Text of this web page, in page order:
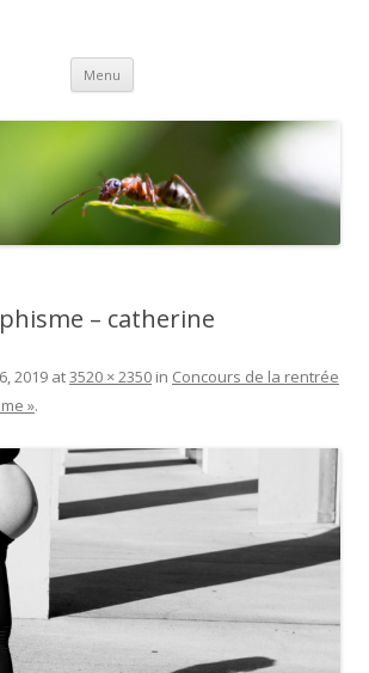
Menu Aller
contenu
– catherine
2019 at3520 × 2350 in Concours de la rentrée
».